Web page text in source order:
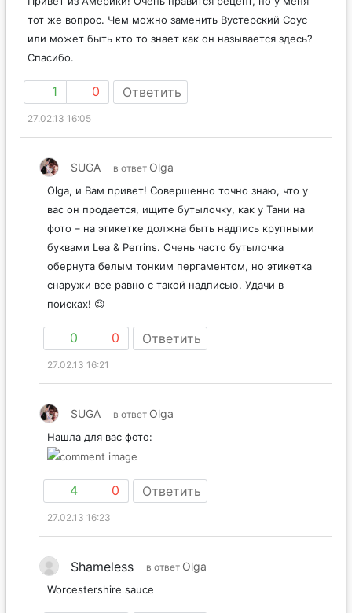
тот же вопрос. Чем можно заменить Вустерский Соус
или может быть кто то знает как он называется здесь?
Спасибо.
1 0 Ответить
27.02.13 16:05
SUGA в ответ Olga
Olga, и Вам привет! Совершенно точно знаю, что у
вас он продается, ищите бутылочку, как у Тани на
фото – на этикетке должна быть надпись крупными
буквами Lea & Perrins. Очень часто бутылочка
обернута белым тонким пергаментом, но этикетка
снаружи все равно с такой надписью. Удачи в
поисках! 😉
0 0 Ответить
27.02.13 16:21
SUGA в ответ Olga
Нашла для вас фото:
4 0 Ответить
27.02.13 16:23
Shameless в ответ Olga
Worcestershire sauce